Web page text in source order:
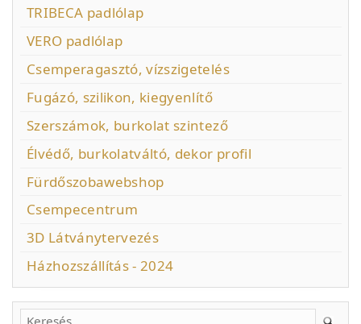
TRIBECA padlólap
VERO padlólap
Csemperagasztó, vízszigetelés
Fugázó, szilikon, kiegyenlítő
Szerszámok, burkolat szintező
Élvédő, burkolatváltó, dekor profil
Fürdőszobawebshop
Csempecentrum
3D Látványtervezés
Házhozszállítás - 2024